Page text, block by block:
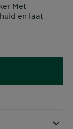
Met
en laat